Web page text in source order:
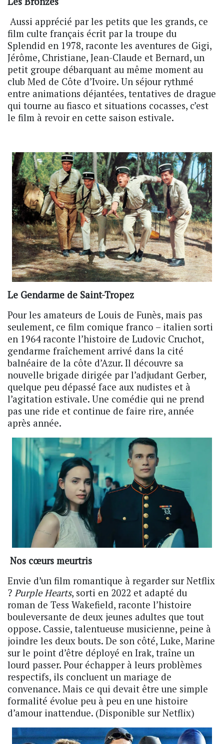
Aussi apprécié par les petits que les grands, ce
film culte français écrit par la troupe du
Splendid en 1978, raconte les aventures de Gigi,
Jérôme, Christiane, Jean-Claude et Bernard, un
petit groupe débarquant au même moment au
club Med de Côte d’Ivoire. Un séjour rythmé
entre animations déjantées, tentatives de drague
qui tourne au fiasco et situations cocasses, c’est
le film à revoir en cette saison estivale.
Le Gendarme de Saint-Tropez
Pour les amateurs de Louis de Funès, mais pas
seulement, ce film comique franco – italien sorti
en 1964 raconte l’histoire de Ludovic Cruchot,
gendarme fraîchement arrivé dans la cité
balnéaire de la côte d’Azur. Il découvre sa
nouvelle brigade dirigée par l’adjudant Gerber,
quelque peu dépassé face aux nudistes et à
l’agitation estivale. Une comédie qui ne prend
pas une ride et continue de faire rire, année
après année.
Nos cœurs meurtris
Envie d’un film romantique à regarder sur Netflix
? Purple Hearts, sorti en 2022 et adapté du
roman de Tess Wakefield, raconte l’histoire
bouleversante de deux jeunes adultes que tout
oppose. Cassie, talentueuse musicienne, peine à
joindre les deux bouts. De son côté, Luke, Marine
sur le point d’être déployé en Irak, traîne un
lourd passer. Pour échapper à leurs problèmes
respectifs, ils concluent un mariage de
convenance. Mais ce qui devait être une simple
formalité évolue peu à peu en une histoire
d’amour inattendue. (Disponible sur Netflix)